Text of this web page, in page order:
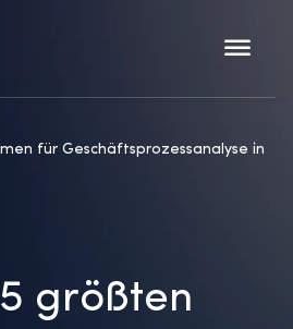
für Geschäftsprozessanalyse in
größten